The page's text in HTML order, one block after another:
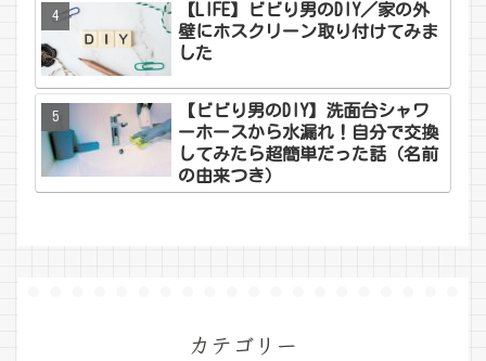
【LIFE】ビビり男のDIY／家の外
壁にホスクリーン取り付けてみま
した
【ビビり男のDIY】洗面台シャワ
ーホースから水漏れ！自分で交換
してみたら超簡単だった話（名前
の由来つき）
カテゴリー